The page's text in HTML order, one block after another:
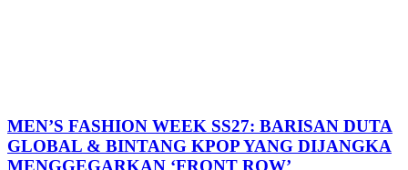
MEN’S FASHION WEEK SS27: BARISAN DUTA
GLOBAL & BINTANG KPOP YANG DIJANGKA
MENGGEGARKAN ‘FRONT ROW’